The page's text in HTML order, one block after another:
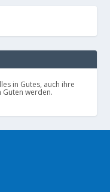
in Gutes, auch ihre
Guten werden.